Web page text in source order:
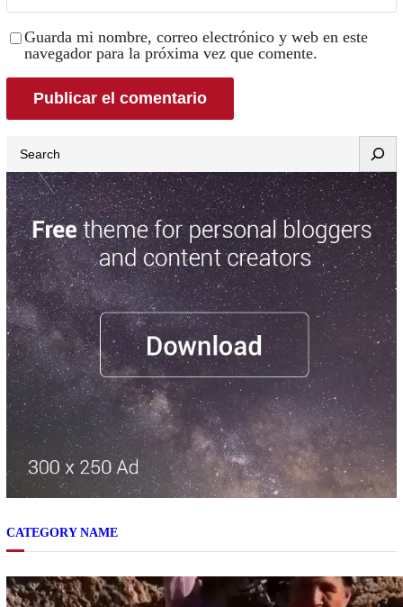
Guarda mi nombre, correo electrónico y web en este
navegador para la próxima vez que comente.
CATEGORY NAME